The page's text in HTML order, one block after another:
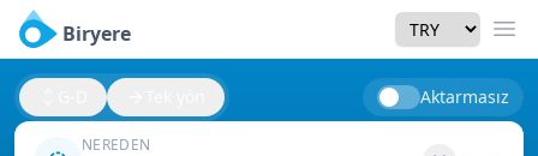
Biryere Currency
Aktarmasız
NEREDEN